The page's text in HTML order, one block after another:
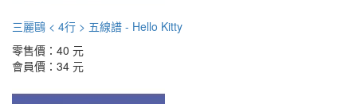
三麗鷗 < 4行 > 五線譜 - Hello Kitty
零售價： 40 元
會員價： 34 元